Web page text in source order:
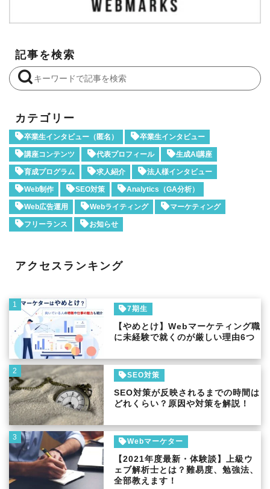
記事を検索
カテゴリー
卒業生インタビュー（匿名） 卒業生インタビュー
講座コンテンツ 代表プロフィール 生成AI講座
育成プログラム 求人紹介 法人様インタビュー
Web制作 SEO対策 Analytics（GA分析）
Web広告運用 Webライティング マーケティング
フリーランス お知らせ
アクセスランキング
1
7期生
【やめとけ】Webマーケティング職
に未経験で就くのが厳しい理由6つ
2
SEO対策
SEO対策が反映されるまでの時間は
どれくらい？原因や対策を解説！
3
Webマーケター
【2021年度最新・体験談】上級ウ
ェブ解析士とは？難易度、勉強法、
全部教えます！